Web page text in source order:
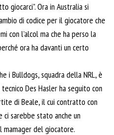
giocarci”. Ora in Australia si
di codice per il giocatore che
con l’alcol ma che ha perso la
ora ha davanti un certo
i Bulldogs, squadra della NRL, è
Des Hasler ha seguito con
di Beale, il cui contratto con
ci sarebbe stato anche un
mamager del giocatore.